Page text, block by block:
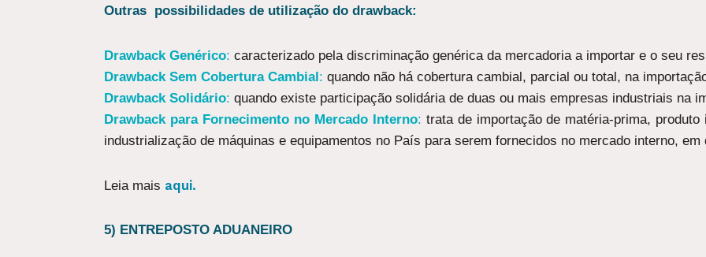
Outras possibilidades de utilização do drawback:
Drawback Genérico: caracterizado pela discriminação genérica da mercadoria a importar e o seu
Drawback Sem Cobertura Cambial: quando não há cobertura cambial, parcial ou total, na
Drawback Solidário: quando existe participação solidária de duas ou mais empresas industriais na
Drawback para Fornecimento no Mercado Interno: trata de importação de matéria-prima,
industrialização de máquinas e equipamentos no País para serem fornecidos no mercado interno,
Leia mais aqui.
5) ENTREPOSTO ADUANEIRO